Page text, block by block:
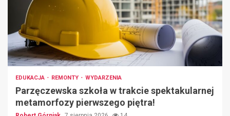
EDUKACJA REMONTY WYDARZENIA
Parzęczewska szkoła w trakcie spektakularnej
metamorfozy pierwszego piętra!